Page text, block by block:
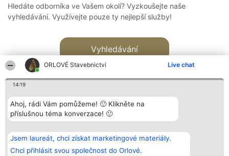
ORLOVÉ Stavebnictví Live chat
14:19
Ahoj, rádi Vám pomůžeme! 🙂 Klikněte na
příslušnou téma konverzace! 🙂
Jsem laureát, chci získat marketingové materiály.
Chci přihlásit svou společnost do Orlové.
Hledáte odborníka ve Vašem okolí? Vyzkoušejte naše
vyhledávání. Využívejte pouze ty nejlepší služby!
Vyhledávání
Bright Side Solutions sp. z o.
o. sp. k.
ul. Ruska 22
Wrocław 50-079
Vítězové
Seznam všech
laureátů
Zásady
Kontakt